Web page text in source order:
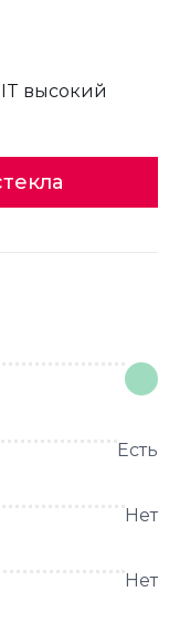
высокий
Есть
Нет
Нет